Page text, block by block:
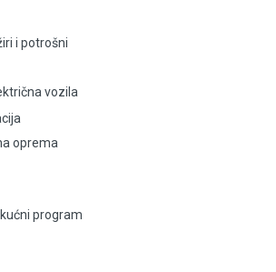
utičnice
vozila
i potrošni
vozila
oprema
program